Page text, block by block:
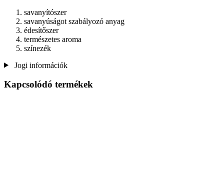
savanyítószer
savanyúságot szabályozó anyag
édesítőszer
természetes aroma
színezék
Jogi információk
Kapcsolódó termékek